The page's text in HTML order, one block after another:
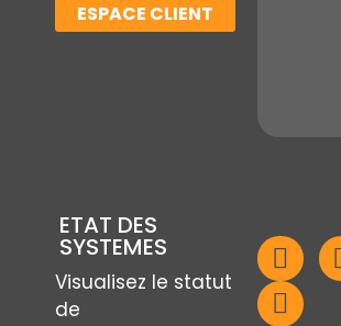
ESPACE CLIENT
ETAT DES
SYSTEMES
Visualisez le statut
de